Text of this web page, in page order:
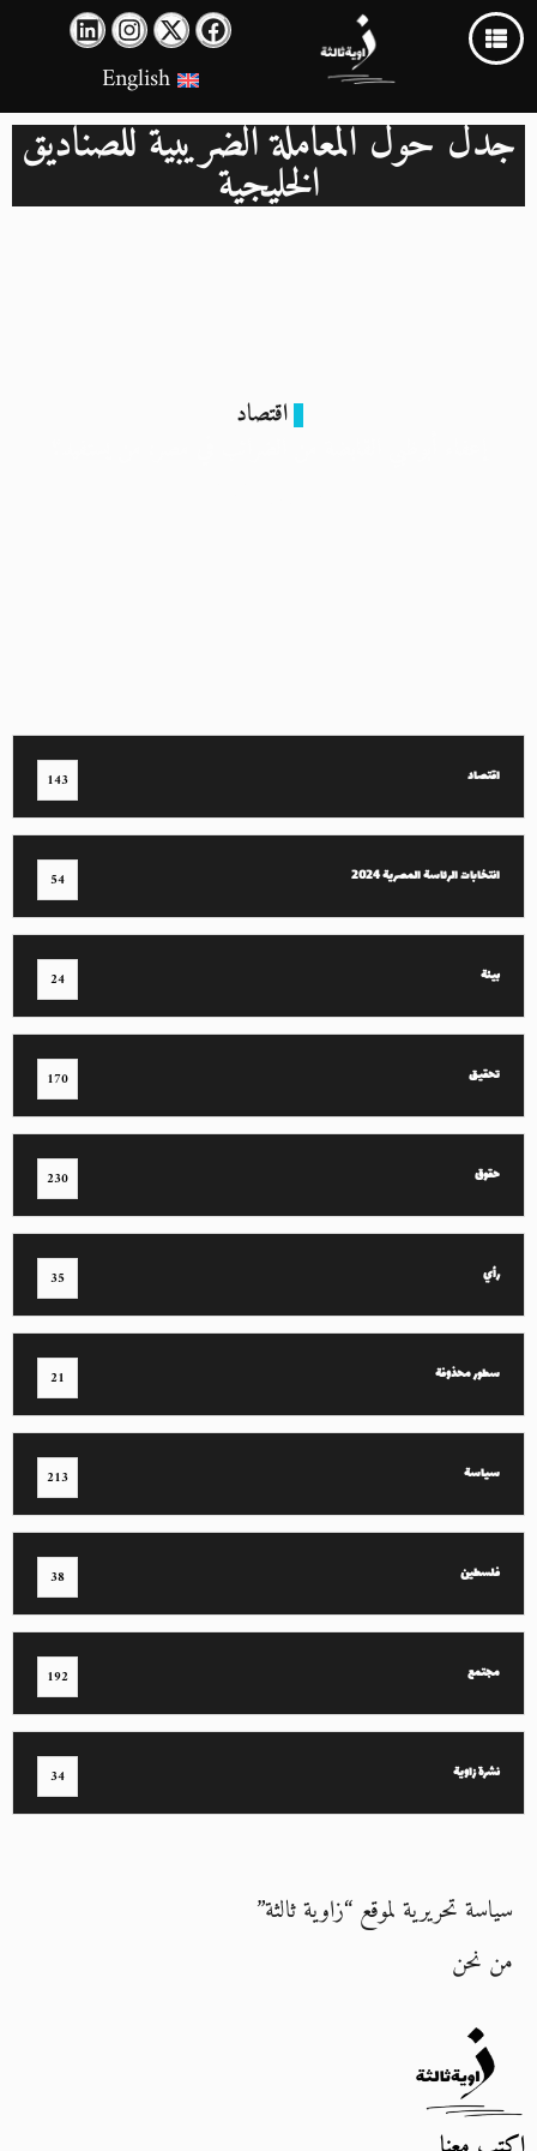
English
جدل حول المعاملة الضريبية للصناديق
الخليجية
اقتصاد
اقتصاد 143
انتخابات الرئاسة المصرية 2024 54
بيئة 24
تحقيق 170
حقوق 230
رأي 35
سطور محذوفة 21
سياسة 213
فلسطين 38
مجتمع 192
نشرة زاوية 34
سياسة تحريرية لموقع “زاوية ثالثة”
من نحن